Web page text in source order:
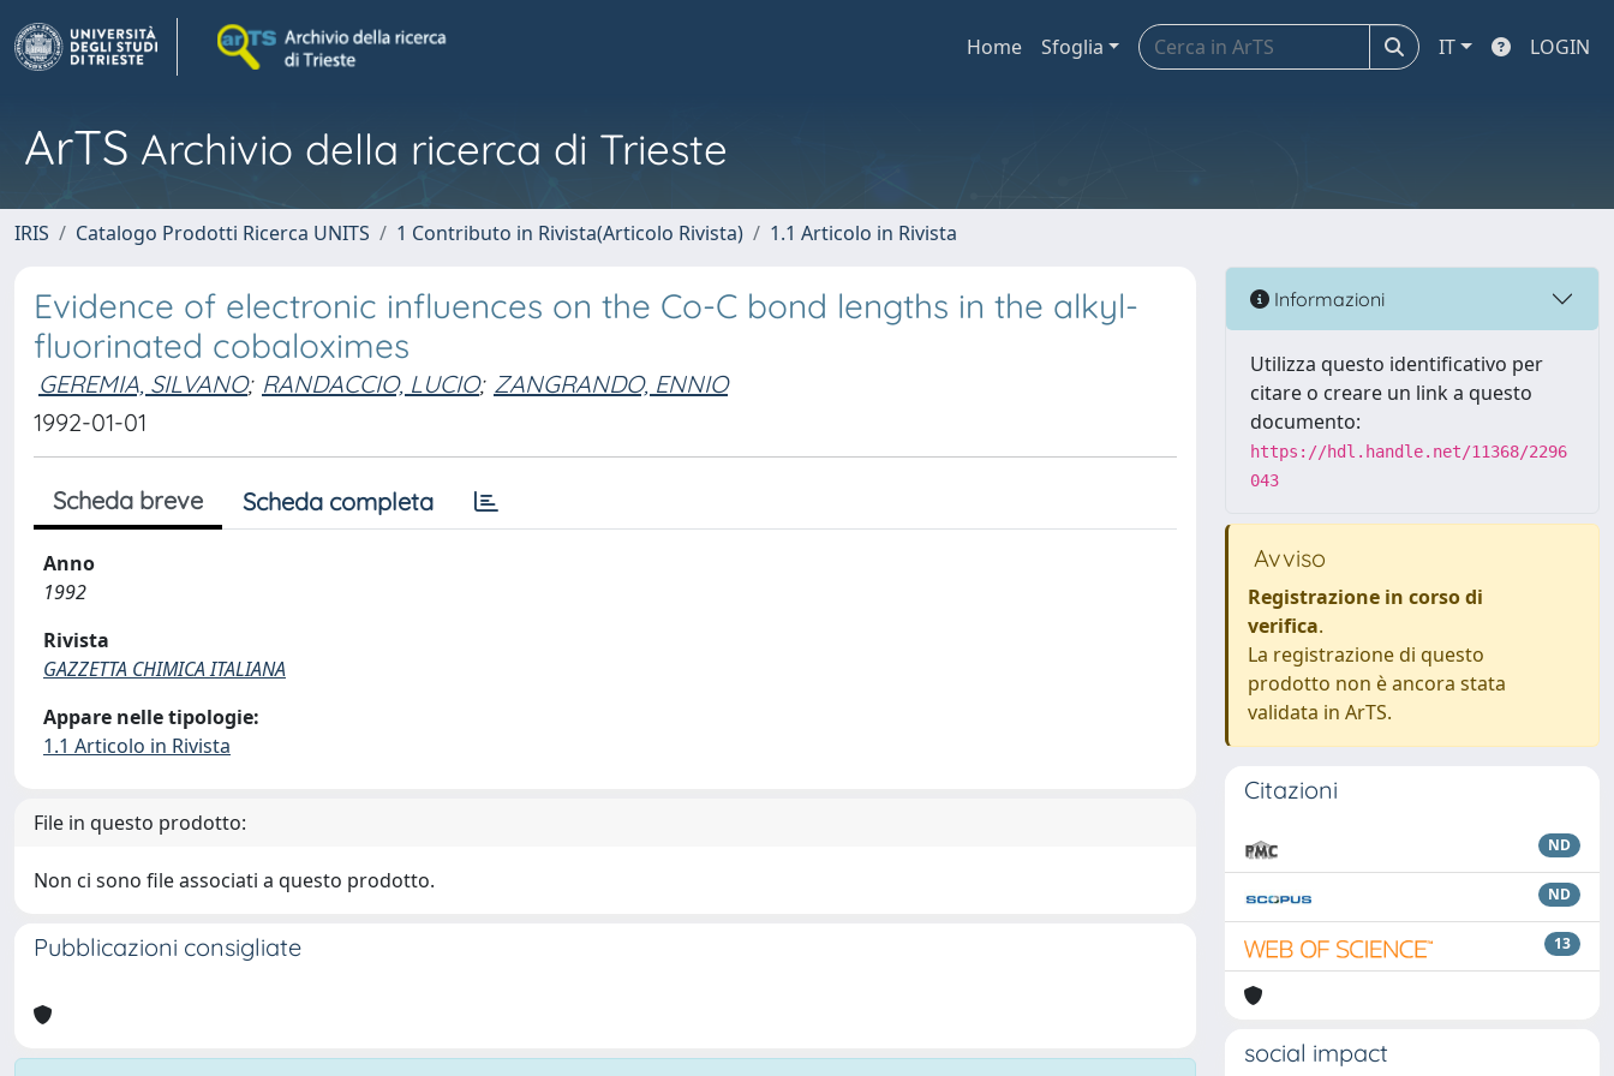
Home Sfoglia IT LOGIN
ArTS Archivio della ricerca di Trieste
IRIS Catalogo Prodotti Ricerca UNITS 1 Contributo in Rivista(Articolo Rivista) 1.1 Articolo in Rivista
Evidence of electronic influences on the Co-C bond lengths in the alkyl-
fluorinated cobaloximes
GEREMIA, SILVANO; RANDACCIO, LUCIO; ZANGRANDO, ENNIO
1992-01-01
Scheda breve Scheda completa
Anno
1992
Rivista
GAZZETTA CHIMICA ITALIANA
Appare nelle tipologie:
1.1 Articolo in Rivista
File in questo prodotto:
Non ci sono file associati a questo prodotto.
Pubblicazioni consigliate
Informazioni
Utilizza questo identificativo per
citare o creare un link a questo
documento:
https://hdl.handle.net/11368/2296
043
Avviso
Registrazione in corso di
verifica.
La registrazione di questo
prodotto non è ancora stata
validata in ArTS.
Citazioni
ND
ND
13
social impact